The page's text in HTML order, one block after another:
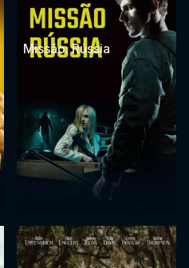
Missão: Rússia